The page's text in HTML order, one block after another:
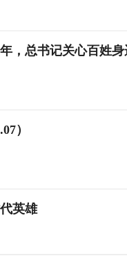
，总书记关心百姓
）
英雄